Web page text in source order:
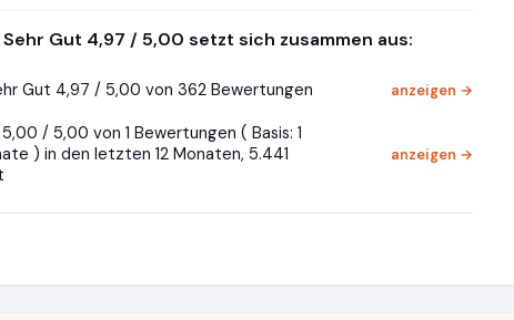
Gut 4,97 / 5,00 setzt sich zusammen aus:
Gut 4,97 / 5,00 von 362 Bewertungen anzeigen →
/ 5,00 von 1 Bewertungen ( Basis: 1
) in den letzten 12 Monaten, 5.441
anzeigen →